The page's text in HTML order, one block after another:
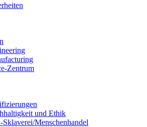
Zentrum
und Ethik
Sklaverei/Menschenhandel